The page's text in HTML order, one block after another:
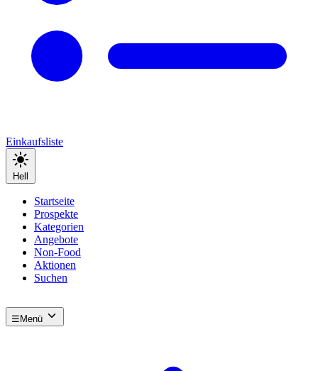
Einkaufsliste
Hell
Startseite
Prospekte
Kategorien
Angebote
Non-Food
Aktionen
Suchen
☰ Menü